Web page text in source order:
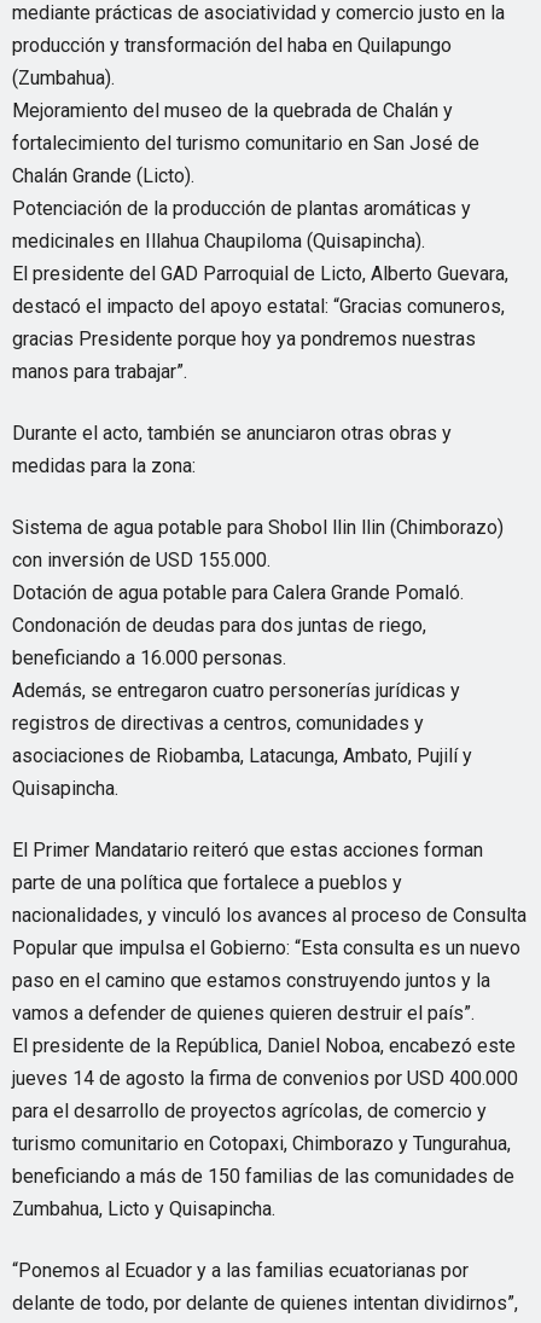
mediante prácticas de asociatividad y comercio justo en la
producción y transformación del haba en Quilapungo
(Zumbahua).
Mejoramiento del museo de la quebrada de Chalán y
fortalecimiento del turismo comunitario en San José de
Chalán Grande (Licto).
Potenciación de la producción de plantas aromáticas y
medicinales en Illahua Chaupiloma (Quisapincha).
El presidente del GAD Parroquial de Licto, Alberto Guevara,
destacó el impacto del apoyo estatal: “Gracias comuneros,
gracias Presidente porque hoy ya pondremos nuestras
manos para trabajar”.
Durante el acto, también se anunciaron otras obras y
medidas para la zona:
Sistema de agua potable para Shobol llin llin (Chimborazo)
con inversión de USD 155.000.
Dotación de agua potable para Calera Grande Pomaló.
Condonación de deudas para dos juntas de riego,
beneficiando a 16.000 personas.
Además, se entregaron cuatro personerías jurídicas y
registros de directivas a centros, comunidades y
asociaciones de Riobamba, Latacunga, Ambato, Pujilí y
Quisapincha.
El Primer Mandatario reiteró que estas acciones forman
parte de una política que fortalece a pueblos y
nacionalidades, y vinculó los avances al proceso de Consulta
Popular que impulsa el Gobierno: “Esta consulta es un nuevo
paso en el camino que estamos construyendo juntos y la
vamos a defender de quienes quieren destruir el país”.
El presidente de la República, Daniel Noboa, encabezó este
jueves 14 de agosto la firma de convenios por USD 400.000
para el desarrollo de proyectos agrícolas, de comercio y
turismo comunitario en Cotopaxi, Chimborazo y Tungurahua,
beneficiando a más de 150 familias de las comunidades de
Zumbahua, Licto y Quisapincha.
“Ponemos al Ecuador y a las familias ecuatorianas por
delante de todo, por delante de quienes intentan dividirnos”,